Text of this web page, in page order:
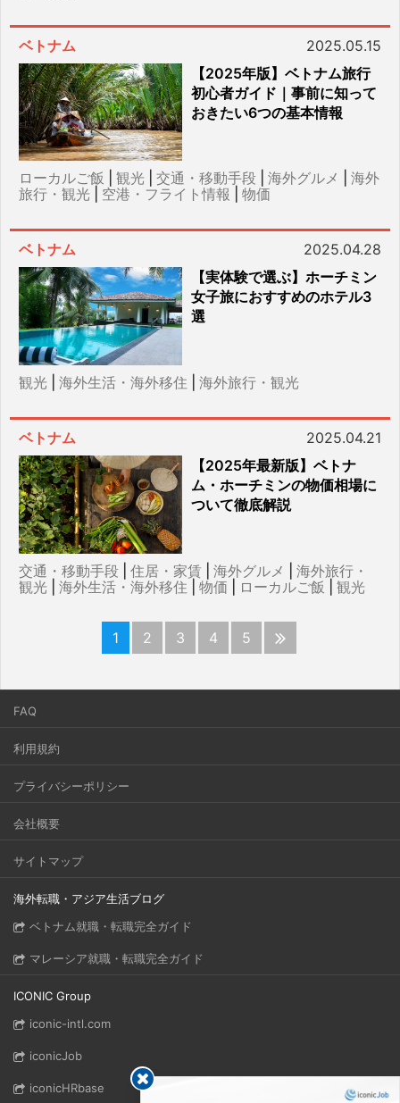
ベトナム
2025.05.15
【2025年版】ベトナム旅行
初心者ガイド｜事前に知って
おきたい6つの基本情報
ローカルご飯 観光 交通・移動手段 海外グルメ
海外
旅行・観光
空港・フライト情報 物価
ベトナム
2025.04.28
【実体験で選ぶ】ホーチミン
女子旅におすすめのホテル3
選
観光 海外生活・海外移住 海外旅行・観光
ベトナム
2025.04.21
【2025年最新版】ベトナ
ム・ホーチミンの物価相場に
ついて徹底解説
交通・移動手段 住居・家賃 海外グルメ
海外旅行・
観光
海外生活・海外移住 物価 ローカルご飯 観光
1 2 3 4 5
FAQ
利用規約
プライバシーポリシー
会社概要
サイトマップ
海外転職・アジア生活ブログ
ベトナム就職・転職完全ガイド
マレーシア就職・転職完全ガイド
ICONIC Group
iconic-intl.com
iconicJob
iconicHRbase